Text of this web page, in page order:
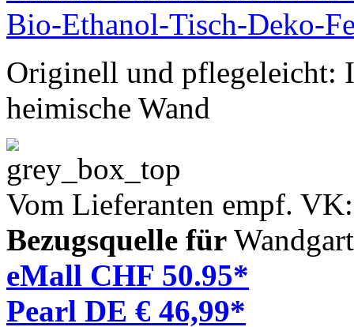
Originell und pflegeleicht:
heimische Wand
Vom Lieferanten empf.
Bezugsquelle für
eMall CHF 50.95*
Pearl DE € 46,99*